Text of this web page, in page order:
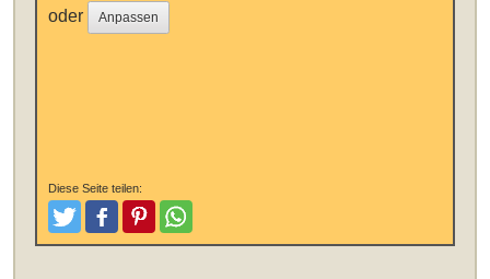
oder Anpassen
Diese Seite teilen:
TweetenPostenPinterestTeilen